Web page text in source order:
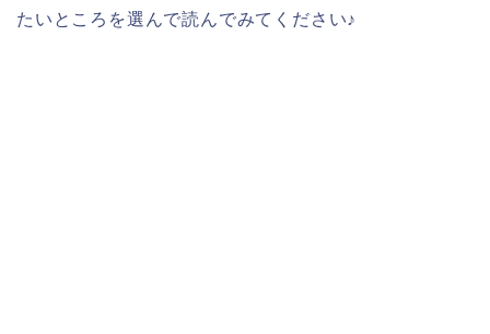
たいところを選んで読んでみてください♪